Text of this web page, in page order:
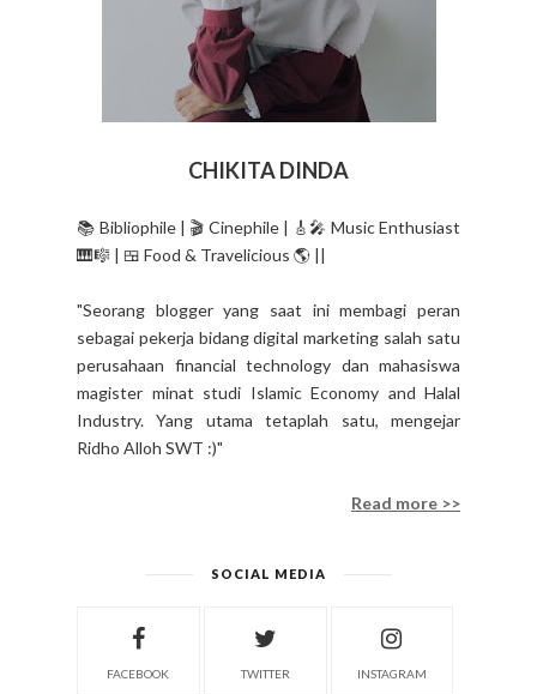
CHIKITA DINDA
📚 Bibliophile | 🎬 Cinephile | 🎸🎤 Music Enthusiast
🎹🎼 | 🍱 Food & Travelicious 🌎 ||
"Seorang blogger yang saat ini membagi peran
sebagai pekerja bidang digital marketing salah satu
perusahaan financial technology dan mahasiswa
magister minat studi Islamic Economy and Halal
Industry. Yang utama tetaplah satu, mengejar
Ridho Alloh SWT :)"
Read more >>
SOCIAL MEDIA
FACEBOOK TWITTER INSTAGRAM